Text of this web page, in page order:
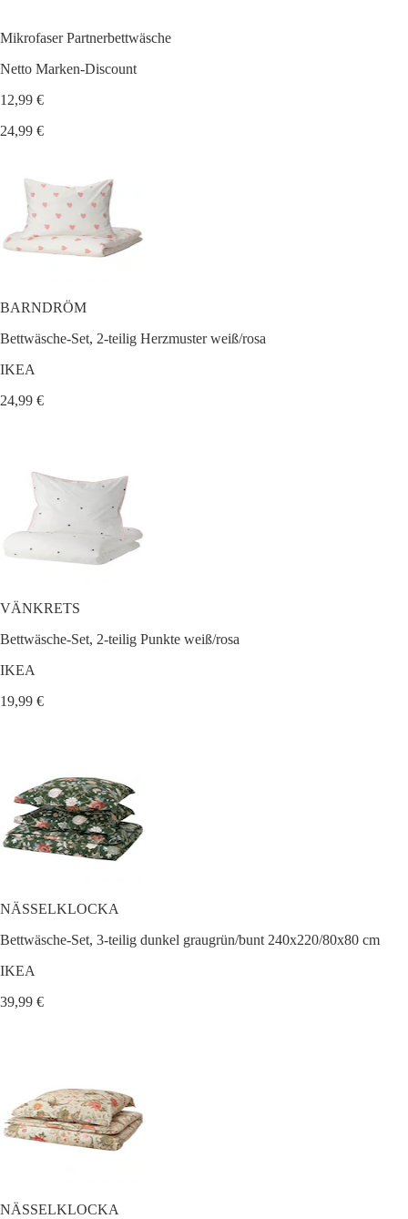
Mikrofaser Partnerbettwäsche
Netto Marken-Discount
12,99 €
24,99 €
BARNDRÖM
Bettwäsche-Set, 2-teilig Herzmuster weiß/rosa
IKEA
24,99 €
VÄNKRETS
Bettwäsche-Set, 2-teilig Punkte weiß/rosa
IKEA
19,99 €
NÄSSELKLOCKA
Bettwäsche-Set, 3-teilig dunkel graugrün/bunt 240x220/80x80 cm
IKEA
39,99 €
NÄSSELKLOCKA